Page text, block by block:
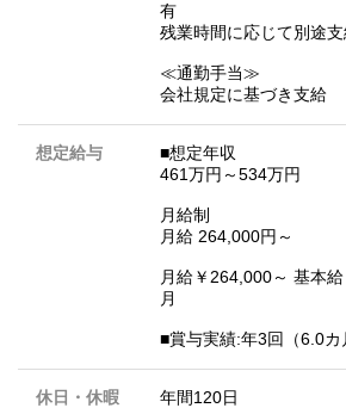
有
残業時間に応じて別途
≪通勤手当≫
会社規定に基づき支給
想定給与
■想定年収
461万円～534万円
月給制
月給 264,000円～
月給￥264,000～ 基本
月
■賞与実績:年3回（6.0
休日・休暇
年間120日